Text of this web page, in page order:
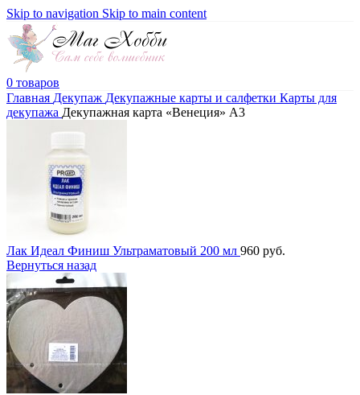
Skip to navigation Skip to main content
0 товаров
Главная Декупаж Декупажные карты и салфетки Карты для
декупажа Декупажная карта «Венеция» А3
Лак Идеал Финиш Ультраматовый 200 мл 960 руб.
Вернуться назад